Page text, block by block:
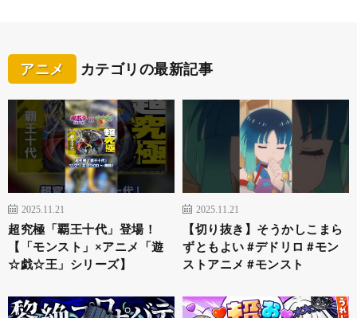
アニメ カテゴリの最新記事
2025.11.21
超究極「覇王十代」登場！
【「モンスト」×アニメ「遊
☆戯☆王」シリーズ】
2025.11.21
【切り抜き】そうかしこまら
ずともよい #デドリロ #モン
ストアニメ #モンスト